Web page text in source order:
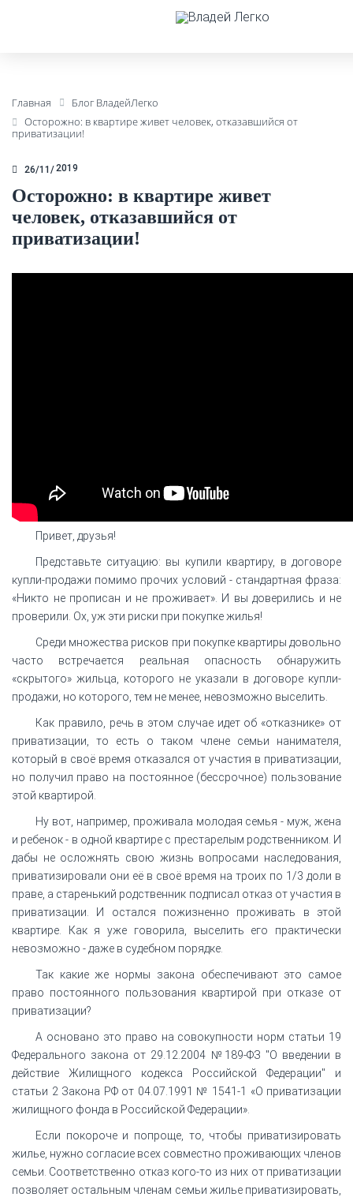
Главная
Блог ВладейЛегко
Осторожно: в квартире живет человек, отказавшийся от
приватизации!
26/11 2019
Осторожно: в квартире живет
человек, отказавшийся от
приватизации!
Привет, друзья!
Представьте ситуацию: вы купили квартиру, в договоре
купли-продажи помимо прочих условий - стандартная фраза:
«Никто не прописан и не проживает». И вы доверились и не
проверили. Ох, уж эти риски при покупке жилья!
Среди множества рисков при покупке квартиры довольно
часто встречается реальная опасность обнаружить
«скрытого» жильца, которого не указали в договоре купли-
продажи, но которого, тем не менее, невозможно выселить.
Как правило, речь в этом случае идет об «отказнике» от
приватизации, то есть о таком члене семьи нанимателя,
который в своё время отказался от участия в приватизации,
но получил право на постоянное (бессрочное) пользование
этой квартирой.
Ну вот, например, проживала молодая семья - муж, жена
и ребенок - в одной квартире с престарелым родственником. И
дабы не осложнять свою жизнь вопросами наследования,
приватизировали они её в своё время на троих по 1/3 доли в
праве, а старенький родственник подписал отказ от участия в
приватизации. И остался пожизненно проживать в этой
квартире. Как я уже говорила, выселить его практически
невозможно - даже в судебном порядке.
Так какие же нормы закона обеспечивают это самое
право постоянного пользования квартирой при отказе от
приватизации?
А основано это право на совокупности норм статьи 19
Федерального закона от 29.12.2004 №189-ФЗ "О введении в
действие Жилищного кодекса Российской Федерации" и
статьи 2 Закона РФ от 04.07.1991 № 1541-1 «О приватизации
жилищного фонда в Российской Федерации».
Если покороче и попроще, то, чтобы приватизировать
жилье, нужно согласие всех совместно проживающих членов
семьи. Соответственно отказ кого-то из них от приватизации
позволяет остальным членам семьи жилье приватизировать,